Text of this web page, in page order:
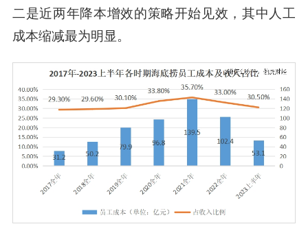
二是近两年降本增效的策略开始见效，其中人工
成本缩减最为明显。